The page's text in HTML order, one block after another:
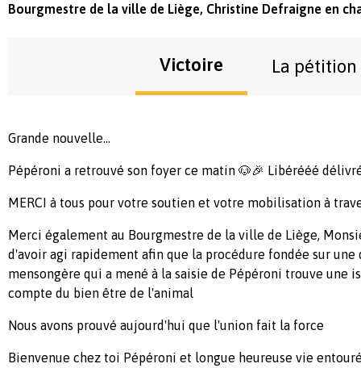
Bourgmestre de la ville de Liège, Christine Defraigne en
Victoire La pétition
Grande nouvelle...
Pépéroni a retrouvé son foyer ce matin 🐶🎉 Libérééé
MERCI à tous pour votre soutien et votre mobilisation à
Merci également au Bourgmestre de la ville de Liège,
d'avoir agi rapidement afin que la procédure fondée sur une
mensongère qui a mené à la saisie de Pépéroni trouve une
compte du bien être de l'animal
Nous avons prouvé aujourd'hui que l'union fait la force
Bienvenue chez toi Pépéroni et longue heureuse vie